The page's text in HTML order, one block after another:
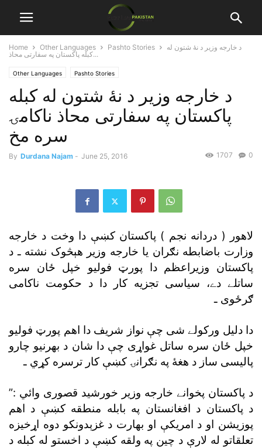
Home Other Languages Pashto Stories
د خارجه وزير د نۀ شتون له
کبله پاکستان په سفارتى محاذ...
Other Languages Pashto Stories
د خارجه وزير د نۀ شتون له کبله
پاکستان په سفارتى محاذ ناکامۍ
سره مخ
By Durdana Najam - June 25, 2016 0
1707
لاهور ( دردانه نجم ) پاکستان کښې دا وخت د خارجه
وزارت باضابطه نګران يا خارجه وزير هېڅوک نشته ـ د
پاکستان وزيراعظم دا پورټ فوليو خپل ځان سره
ساتلے دے، سياسى تجزيه کار دا د حکومت ناکامى
ګرځوى ـ
دا دليل ورکولے شى چې نواز شريف دا اهم پورټ فوليو
خپل ځان سره ساتل غواړى چې دا شان د بهرنيو چارو
پاليسى ساز د هغۀ په نګرانۍ کښې کار ترسره کړي ـ
د پاکستان پخوانے خارجه وزير خورشيد قصورى وائي :”
د پاکستان د افغانستان په بابله منطقه کښې د اهم
پوزيشن او د امريکې او بهارت د غزېدونکو دوه اړخيزه
تعلقاتو له لارې د چين په ولقه کښې د اخستو له کبله د